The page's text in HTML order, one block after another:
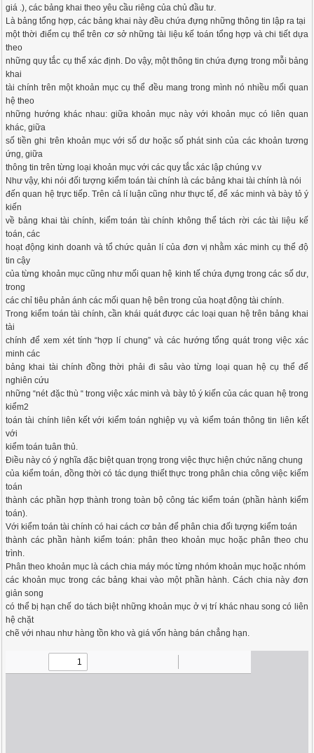
giá .), các bảng khai theo yêu cầu riêng của chủ đầu tư.
Là bảng tổng hợp, các bảng khai này đều chứa đựng những thông tin lập ra tại
một thời điểm cụ thể trên cơ sở những tài liệu kế toán tổng hợp và chi tiết dựa
theo
những quy tắc cụ thể xác định. Do vậy, một thông tin chứa đựng trong mỗi bảng
khai
tài chính trên một khoản mục cụ thể đều mang trong mình nó nhiều mối quan
hệ theo
những hướng khác nhau: giữa khoản mục này với khoản mục có liên quan
khác, giữa
số tiền ghi trên khoản mục với số dư hoặc số phát sinh của các khoản tương
ứng, giữa
thông tin trên từng loại khoản mục với các quy tắc xác lập chúng v.v
Như vậy, khi nói đối tượng kiểm toán tài chính là các bảng khai tài chính là nói
đến quan hệ trực tiếp. Trên cả lí luận cũng như thực tế, để xác minh và bày tỏ ý
kiến
về bảng khai tài chính, kiểm toán tài chính không thể tách rời các tài liệu kế
toán, các
hoạt động kinh doanh và tổ chức quản lí của đơn vị nhằm xác minh cụ thể độ
tin cậy
của từng khoản mục cũng như mối quan hệ kinh tế chứa đựng trong các số dư,
trong
các chỉ tiêu phản ánh các mối quan hệ bên trong của hoạt động tài chính.
Trong kiểm toán tài chính, cần khái quát được các loại quan hệ trên bảng khai
tài
chính để xem xét tính “hợp lí chung” và các hướng tổng quát trong việc xác
minh các
bảng khai tài chính đồng thời phải đi sâu vào từng loại quan hệ cụ thể để
nghiên cứu
những “nét đặc thù “ trong việc xác minh và bày tỏ ý kiến của các quan hệ trong
kiểm2
toán tài chính liên kết với kiểm toán nghiệp vụ và kiểm toán thông tin liên kết
với
kiểm toán tuân thủ.
Điều này có ý nghĩa đặc biệt quan trọng trong việc thực hiện chức năng chung
của kiểm toán, đồng thời có tác dụng thiết thực trong phân chia công việc kiểm
toán
thành các phần hợp thành trong toàn bộ công tác kiểm toán (phần hành kiểm
toán).
Với kiểm toán tài chính có hai cách cơ bản để phân chia đối tượng kiểm toán
thành các phần hành kiểm toán: phân theo khoản mục hoặc phân theo chu
trình.
Phân theo khoản mục là cách chia máy móc từng nhóm khoản mục hoặc nhóm
các khoản mục trong các bảng khai vào một phần hành. Cách chia này đơn
giản song
có thể bị hạn chế do tách biệt những khoản mục ở vị trí khác nhau song có liên
hệ chặt
chẽ với nhau như hàng tồn kho và giá vốn hàng bán chẳng hạn.